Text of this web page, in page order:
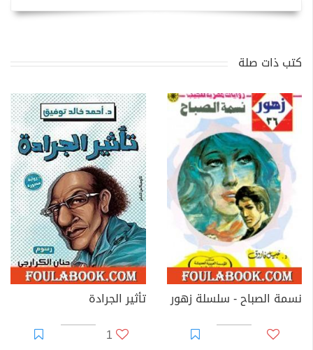
كتب ذات صلة
نسمة الصباح - سلسلة زهور
تأثير الجرادة
1